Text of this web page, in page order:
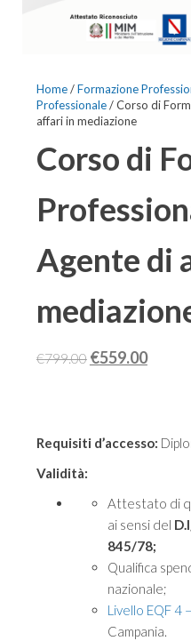
Home/Formazione
Professionale/ Corso di
affari in mediazione
Corso di
Agente di
€799.00 Il
€559.00Il
Requisiti d’accesso:
Validità:
Attestato di
ai sensi del
845/78;
Qualifica
nazionale;
Livello EQF 4
Campania.